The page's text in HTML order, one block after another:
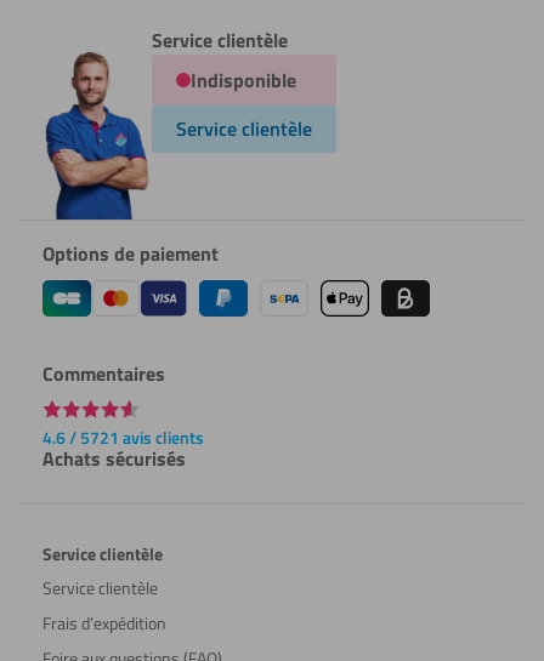
Service clientèle
Indisponible
Service clientèle
Options de paiement
Commentaires
4.6 / 5721 avis clients
Achats sécurisés
Service clientèle
Service clientèle
Frais d’expédition